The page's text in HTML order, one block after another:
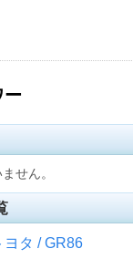
ー
せん。
ヨタ / GR86